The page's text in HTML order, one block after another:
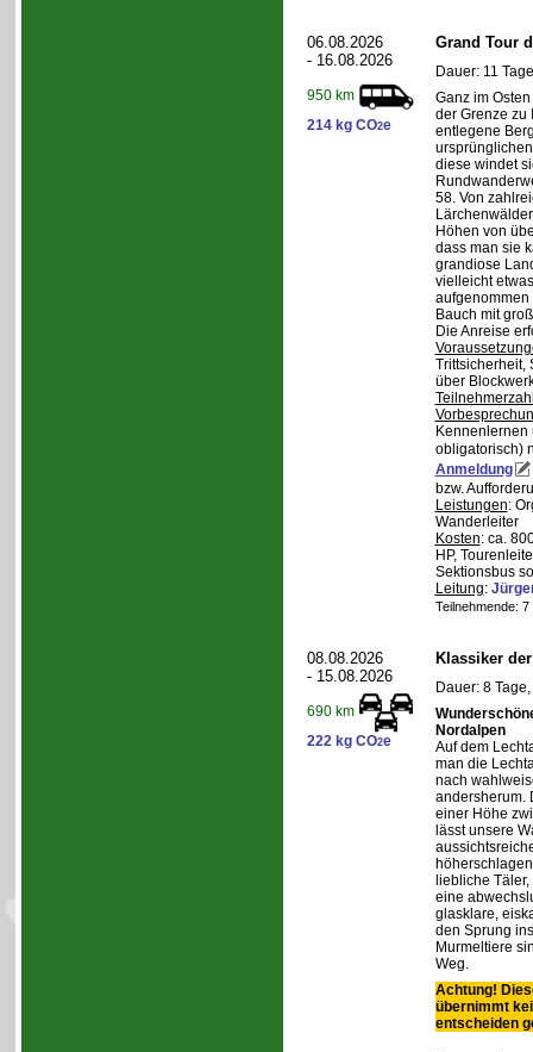
06.08.2026
- 16.08.2026
950 km
214 kg CO2e
Grand Tour
Dauer: 11
Ganz im
der Grenze zu
entlegene
diese windet
58. Von
Höhen von
dass man sie
grandiose
vielleicht
Bauch mit
Die Anreise
Trittsicherheit,
über
obligatorisch)
Anmeldung
bzw.
Leistungen:
Wanderleiter
Kosten: ca.
HP,
Sektionsbus
Leitung:
Teilnehmende:
08.08.2026
- 15.08.2026
690 km
222 kg CO2e
Klassiker
Dauer: 8
Nordalpen
Auf dem
man die
nach
andersherum.
einer Höhe
lässt unsere
liebliche
eine
glasklare,
den Sprung
Murmeltiere
Weg.
Achtung!
übernimmt
entscheiden